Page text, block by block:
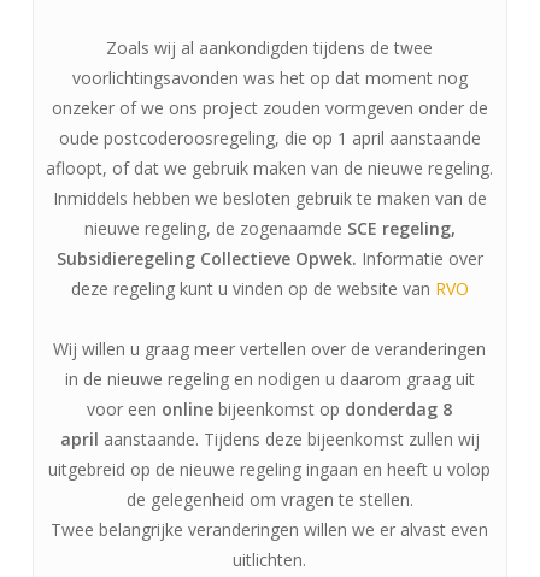
Zoals wij al aankondigden tijdens de twee
voorlichtingsavonden was het op dat moment nog
onzeker of we ons project zouden vormgeven onder de
oude postcoderoosregeling, die op 1 april aanstaande
afloopt, of dat we gebruik maken van de nieuwe regeling.
Inmiddels hebben we besloten gebruik te maken van de
nieuwe regeling, de zogenaamde SCE regeling,
Subsidieregeling Collectieve Opwek. Informatie over
deze regeling kunt u vinden op de website van RVO
Wij willen u graag meer vertellen over de veranderingen
in de nieuwe regeling en nodigen u daarom graag uit
voor een onlinebijeenkomst op donderdag 8
april aanstaande. Tijdens deze bijeenkomst zullen wij
uitgebreid op de nieuwe regeling ingaan en heeft u volop
de gelegenheid om vragen te stellen.
Twee belangrijke veranderingen willen we er alvast even
uitlichten.